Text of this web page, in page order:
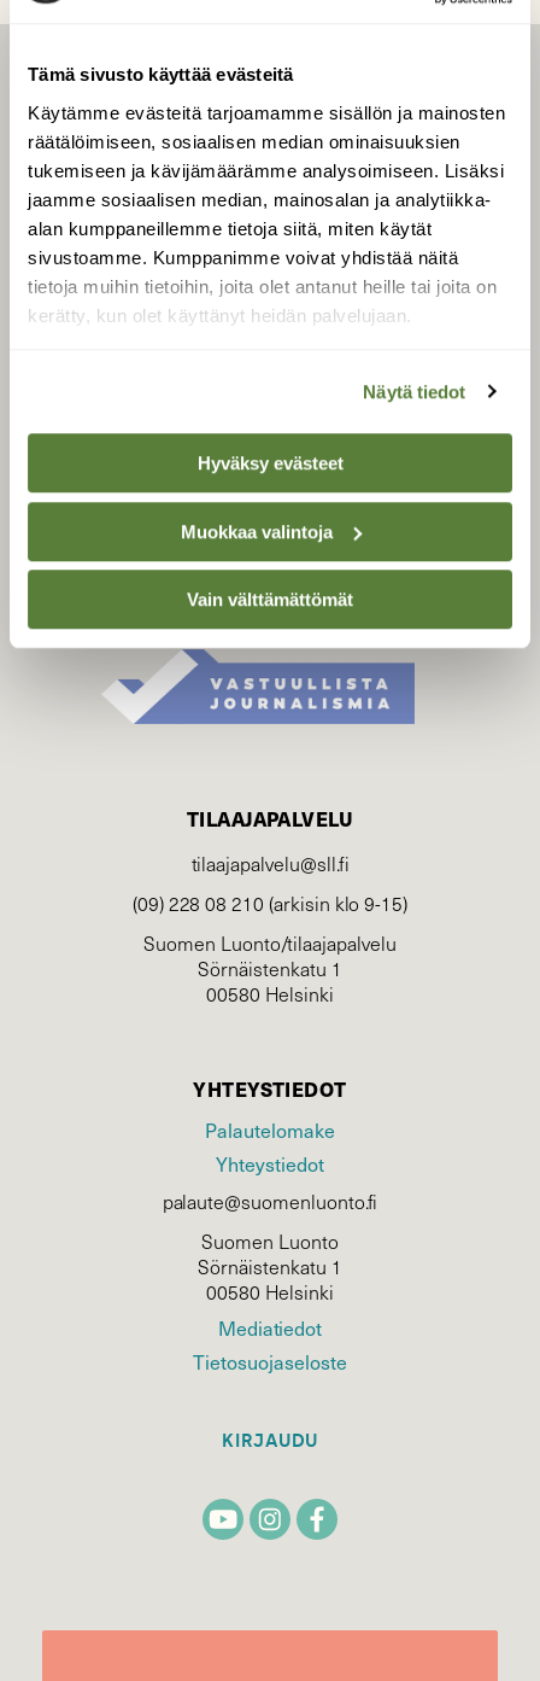
Tämä sivusto käyttää evästeitä
Käytämme evästeitä tarjoamamme sisällön ja mainosten
räätälöimiseen, sosiaalisen median ominaisuuksien
tukemiseen ja kävijämäärämme analysoimiseen. Lisäksi
jaamme sosiaalisen median, mainosalan ja analytiikka-
alan kumppaneillemme tietoja siitä, miten käytät
sivustoamme. Kumppanimme voivat yhdistää näitä
tietoja muihin tietoihin, joita olet antanut heille tai joita on
kerätty, kun olet käyttänyt heidän palvelujaan.
Näytä tiedot
Hyväksy evästeet
Muokkaa valintoja
Vain välttämättömät
LEHTI
Uusin lehti
Tilaa Suomen Luonto
Tilaa digilukuoikeus
Äänestä parasta juttua
Tilaa uutiskirje
SUOMEN LUONNON­
SUOJELU­LIITTO
Suomen Luonto -lehden
kustantaja on
luonnonsuojelu­liitto.
TILAAJAPALVELU
tilaajapalvelu@sll.fi
(09) 228 08 210 (arkisin klo 9-15)
Suomen Luonto/tilaajapalvelu
Sörnäistenkatu 1
00580 Helsinki
YHTEYSTIEDOT
Palautelomake
Yhteystiedot
palaute@suomenluonto.fi
Suomen Luonto
Sörnäistenkatu 1
00580 Helsinki
Mediatiedot
Tietosuojaseloste
KIRJAUDU